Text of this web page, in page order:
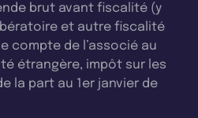
brut avant fiscalité (y
et autre fiscalité
compte de l’associé au
étrangère, impôt sur les
la part au 1er janvier de